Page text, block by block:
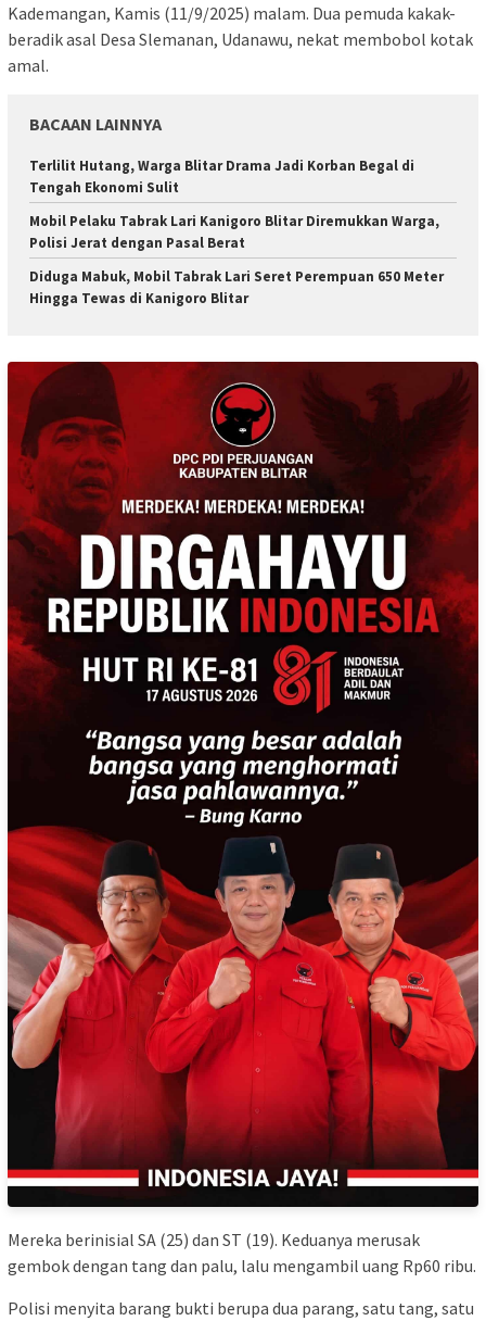
Kademangan, Kamis (11/9/2025) malam. Dua pemuda kakak-
beradik asal Desa Slemanan, Udanawu, nekat membobol kotak
amal.
BACAAN LAINNYA
Terlilit Hutang, Warga Blitar Drama Jadi Korban Begal di
Tengah Ekonomi Sulit
Mobil Pelaku Tabrak Lari Kanigoro Blitar Diremukkan Warga,
Polisi Jerat dengan Pasal Berat
Diduga Mabuk, Mobil Tabrak Lari Seret Perempuan 650 Meter
Hingga Tewas di Kanigoro Blitar
Mereka berinisial SA (25) dan ST (19). Keduanya merusak
gembok dengan tang dan palu, lalu mengambil uang Rp60 ribu.
Polisi menyita barang bukti berupa dua parang, satu tang, satu